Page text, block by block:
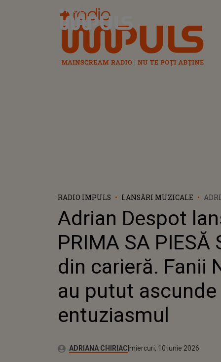
Radio Impuls
RADIO IMPULS LANSĂRI MUZICALE
SA
ȘI-
Adrian Despot
PRIMA SA PIESĂ
din carieră. Fanii
au putut ascunde
entuziasmul
Autor:ADRIANA CHIRIACPublicat:
miercuri, 10 iunie 2026
Actualizat:
miercuri, 10 iunie 2026